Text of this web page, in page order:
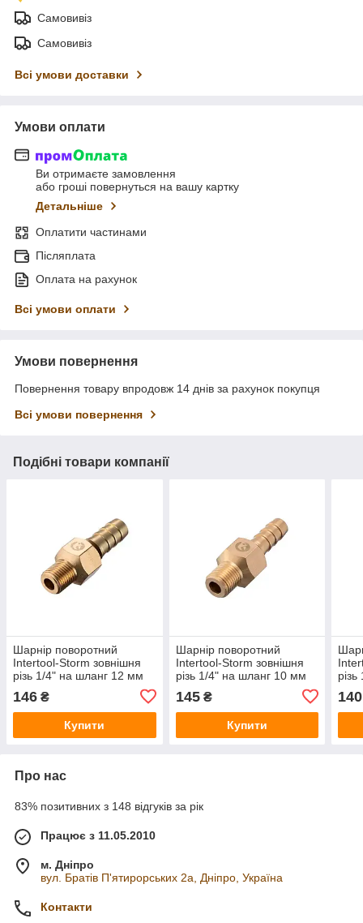
Самовивіз
Самовивіз
Всі умови доставки
Умови оплати
Ви отримаєте замовлення
або гроші повернуться на вашу картку
Детальніше
Оплатити частинами
Післяплата
Оплата на рахунок
Всі умови оплати
Умови повернення
Повернення товару впродовж 14 днів за рахунок покупця
Всі умови повернення
Подібні товари компанії
Шарнір поворотний
Intertool-Storm зовнішня
різь 1/4" на шланг 12 мм
146 ₴
Купити
Шарнір поворотний
Intertool-Storm зовнішня
різь 1/4" на шланг 10 мм
145₴
Купити
140
Про нас
83% позитивних з 148 відгуків за рік
Працює з 11.05.2010
м. Дніпро
вул. Братів П'ятирорських 2а, Дніпро, Україна
Контакти